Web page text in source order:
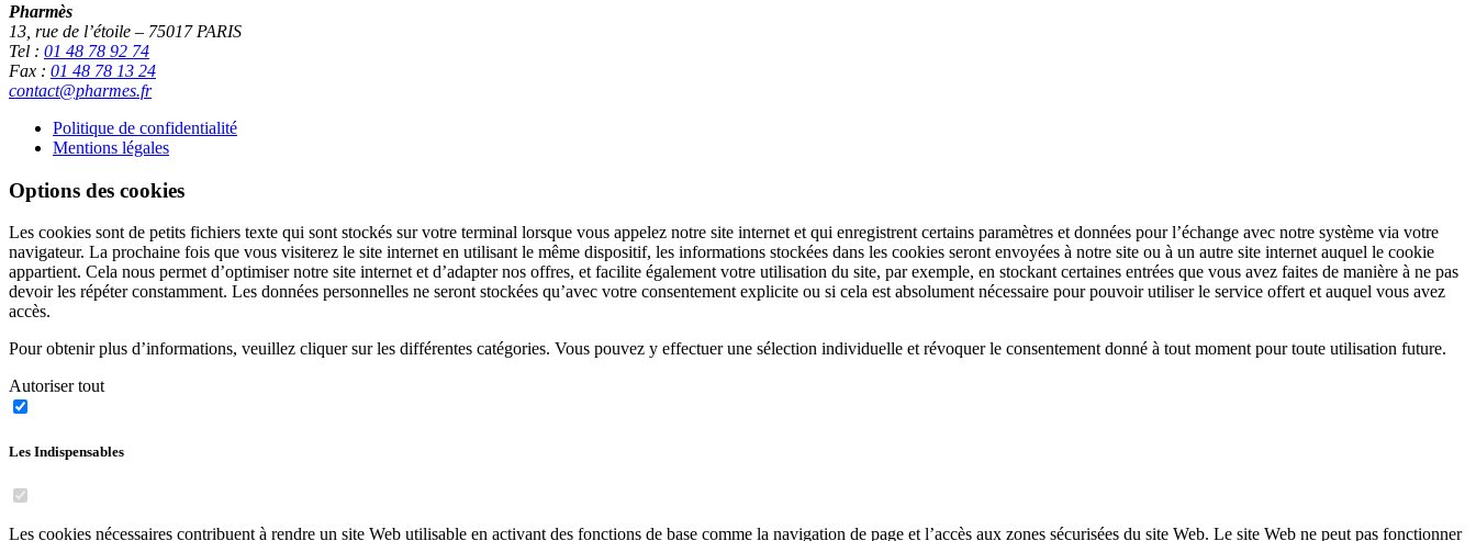
Pharmès
13, rue de l’étoile – 75017 PARIS
Tel : 01 48 78 92 74
Fax : 01 48 78 13 24
contact@pharmes.fr
Politique de confidentialité
Mentions légales
Options des cookies
Les cookies sont de petits fichiers texte qui sont stockés sur votre terminal lorsque vous appelez notre site internet et qui enregistrent certains paramètres et données pour l’échange avec notre système via votre
navigateur. La prochaine fois que vous visiterez le site internet en utilisant le même dispositif, les informations stockées dans les cookies seront envoyées à notre site ou à un autre site internet auquel le cookie
appartient. Cela nous permet d’optimiser notre site internet et d’adapter nos offres, et facilite également votre utilisation du site, par exemple, en stockant certaines entrées que vous avez faites de manière à ne pas
devoir les répéter constamment. Les données personnelles ne seront stockées qu’avec votre consentement explicite ou si cela est absolument nécessaire pour pouvoir utiliser le service offert et auquel vous avez
accès.
Pour obtenir plus d’informations, veuillez cliquer sur les différentes catégories. Vous pouvez y effectuer une sélection individuelle et révoquer le consentement donné à tout moment pour toute utilisation future.
Autoriser tout
Les Indispensables
Les cookies nécessaires contribuent à rendre un site Web utilisable en activant des fonctions de base comme la navigation de page et l’accès aux zones sécurisées du site Web. Le site Web ne peut pas fonctionner